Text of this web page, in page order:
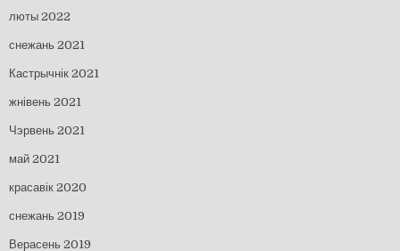
люты 2022
снежань 2021
Кастрычнік 2021
жнівень 2021
Чэрвень 2021
май 2021
красавік 2020
снежань 2019
Верасень 2019